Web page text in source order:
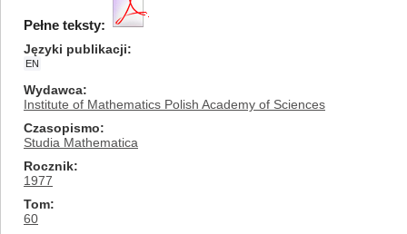
Pełne teksty:
Języki publikacji
EN
Wydawca
Institute of Mathematics Polish Academy of Sciences
Czasopismo
Studia Mathematica
Rocznik
1977
Tom
60